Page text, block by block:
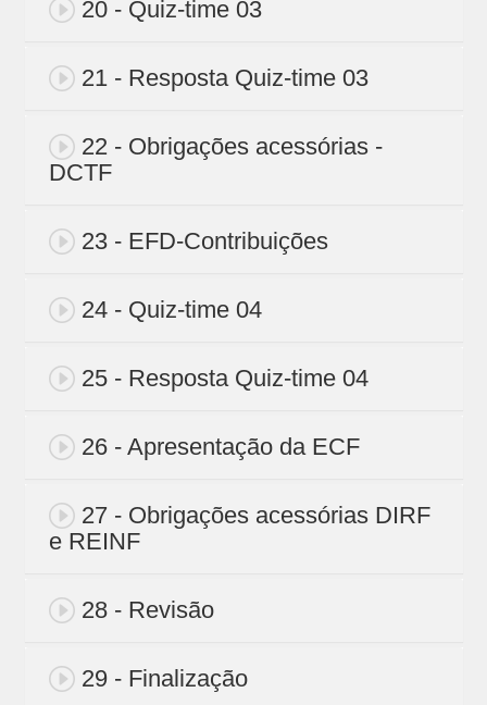
20 - Quiz-time 03
21 - Resposta Quiz-time 03
22 - Obrigações acessórias -
DCTF
23 - EFD-Contribuições
24 - Quiz-time 04
25 - Resposta Quiz-time 04
26 - Apresentação da ECF
27 - Obrigações acessórias DIRF
e REINF
28 - Revisão
29 - Finalização